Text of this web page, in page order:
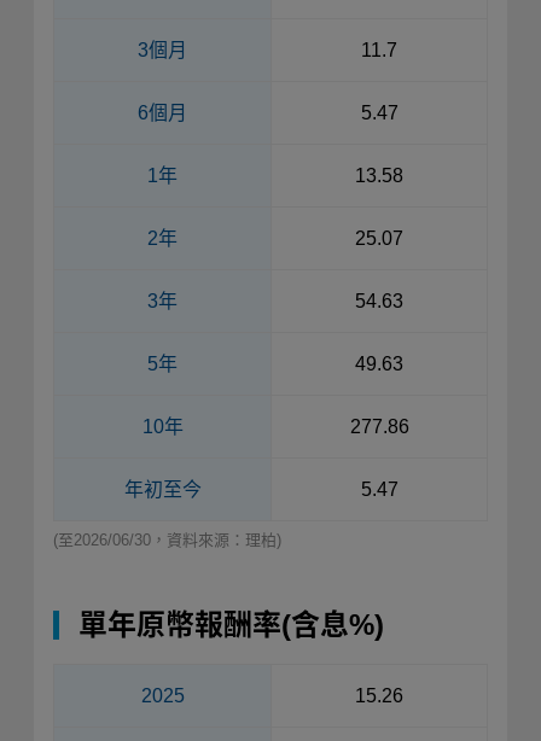
3個月 11.7
6個月 5.47
1年 13.58
2年 25.07
3年 54.63
5年 49.63
10年 277.86
年初至今 5.47
(至2026/06/30，資料來源：理柏)
單年原幣報酬率(含息%)
2025 15.26